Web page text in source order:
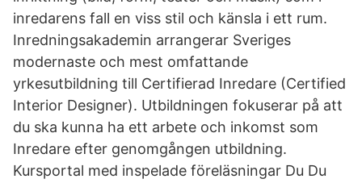
inredarens fall en viss stil och känsla i ett rum.
Inredningsakademin arrangerar Sveriges
modernaste och mest omfattande
yrkesutbildning till Certifierad Inredare (Certified
Interior Designer). Utbildningen fokuserar på att
du ska kunna ha ett arbete och inkomst som
Inredare efter genomgången utbildning.
Kursportal med inspelade föreläsningar Du Du